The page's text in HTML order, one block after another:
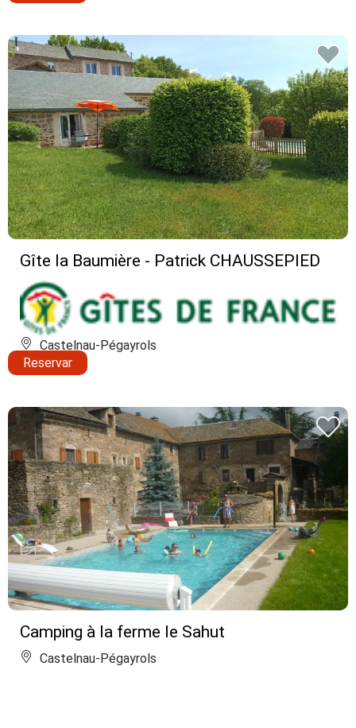
Gîte la Baumière - Patrick CHAUSSEPIED
Castelnau-Pégayrols
Reservar
Camping à la ferme le Sahut
Castelnau-Pégayrols